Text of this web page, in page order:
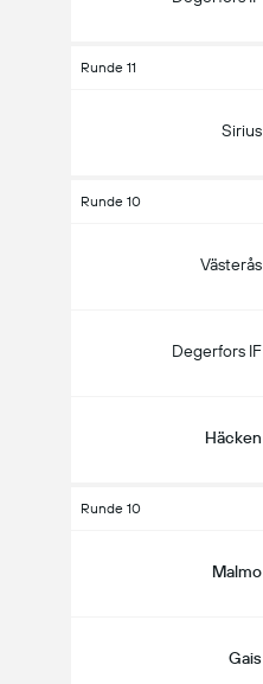
Runde 11
Sirius
Runde 10
Västerås
Degerfors IF
Häcken
Runde 10
Malmo
Gais